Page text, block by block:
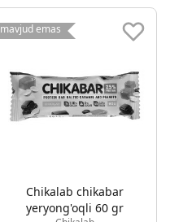
mavjud emas
Chikalab chikabar
yeryong'oqli 60 gr